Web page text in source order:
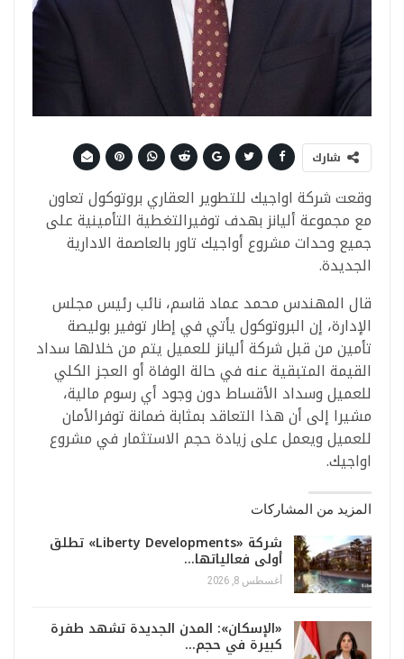
شارك
وقعت شركة اواجيك للتطوير العقاري بروتوكول تعاون
مع مجموعة أليانز بهدف توفيرالتغطية التأمينية على
جميع وحدات مشروع أواجيك تاور بالعاصمة الادارية
الجديدة.
قال المهندس محمد عماد قاسم، نائب رئيس مجلس
الإدارة، إن البروتوكول يأتي في إطار توفير بوليصة
تأمين من قبل شركة أليانز للعميل يتم من خلالها سداد
القيمة المتبقية عنه في حالة الوفاة أو العجز الكلي
للعميل وسداد الأقساط دون وجود أي رسوم مالية،
مشيرا إلى أن هذا التعاقد بمثابة ضمانة توفرالأمان
للعميل ويعمل على زيادة حجم الاستثمار في مشروع
اواجيك.
المزيد من المشاركات
شركة «Liberty Developments» تطلق
أولى فعالياتها…
أغسطس 8, 2026
«الإسكان»: المدن الجديدة تشهد طفرة
كبيرة في حجم…